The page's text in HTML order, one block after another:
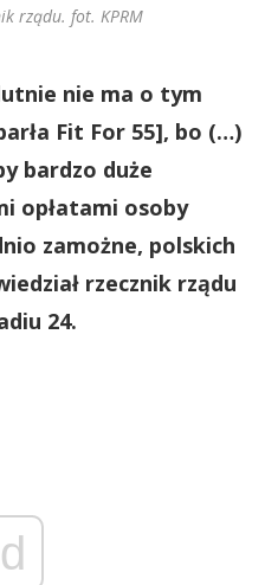
rządu. fot. KPRM
nie ma o tym
Fit For 55], bo (…)
bardzo duże
opłatami osoby
zamożne, polskich
rzecznik rządu
24.